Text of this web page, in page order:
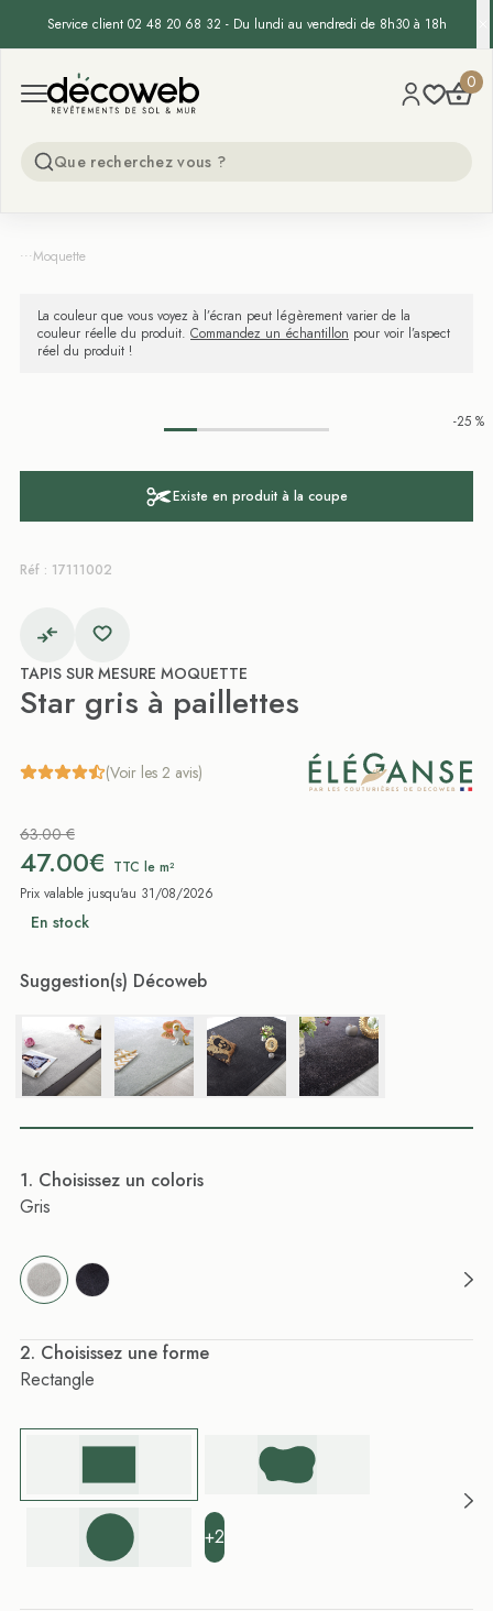
Service client 02 48 20 68 32 - Du lundi au vendredi de 8h30 à 18h
Open menu
Decoweb 0
...Moquette
La couleur que vous voyez à l’écran peut légèrement varier de la
couleur réelle du produit. Commandez un échantillon pour voir l’aspect
réel du produit !
-25 %
Existe en produit à la coupe
Réf : 17111002
TAPIS SUR MESURE MOQUETTE
Star gris à paillettes
(Voir les 2 avis)
63.00 €
47.00€ TTC le m²
Prix valable jusqu'au 31/08/2026
En stock
Suggestion(s) Décoweb
. Choisissez un coloris
Gris
. Choisissez une forme
Rectangle
+2